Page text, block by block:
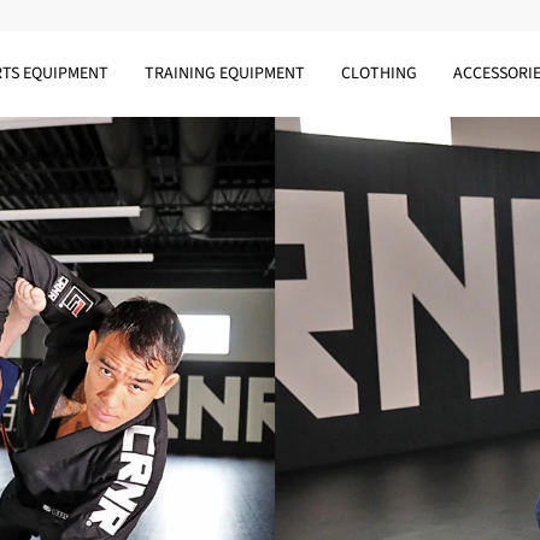
EQUIPMENT TRAINING EQUIPMENT CLOTHING